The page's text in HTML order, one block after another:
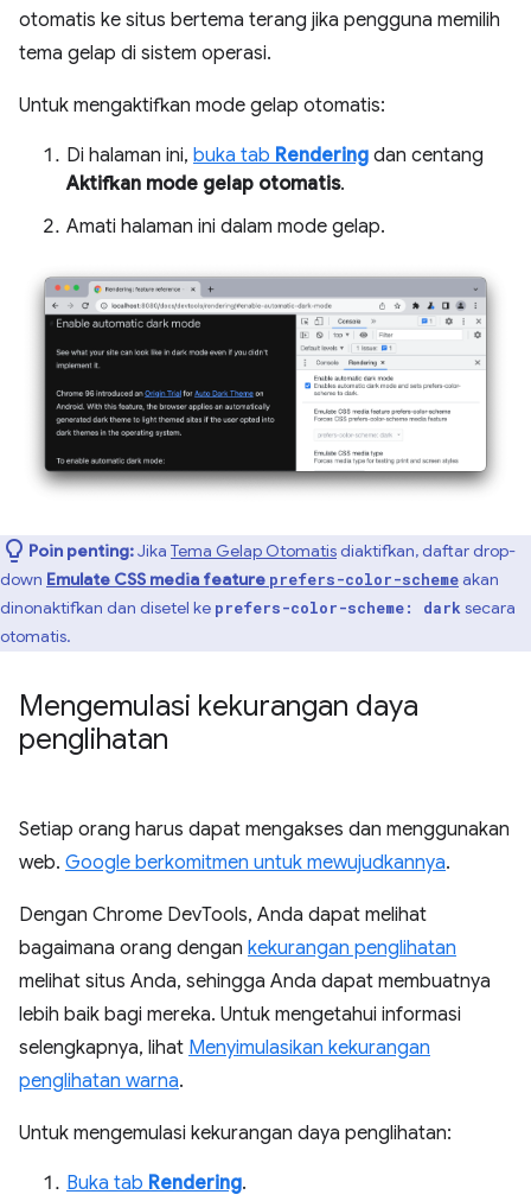
otomatis ke situs bertema terang jika pengguna memilih
tema gelap di sistem operasi.
Untuk mengaktifkan mode gelap otomatis:
Di halaman ini, buka tab Rendering dan centang
Aktifkan mode gelap otomatis.
Amati halaman ini dalam mode gelap.
Poin penting:Jika Tema Gelap Otomatisdiaktifkan, daftar drop-
down Emulate CSS media feature prefers-color-schemeakan
dinonaktifkan dan disetel ke prefers-color-scheme: dark secara
otomatis.
Mengemulasi kekurangan daya
penglihatan
Setiap orang harus dapat mengakses dan menggunakan
web. Google berkomitmen untuk mewujudkannya.
Dengan Chrome DevTools, Anda dapat melihat
bagaimana orang dengan kekurangan penglihatan
melihat situs Anda, sehingga Anda dapat membuatnya
lebih baik bagi mereka. Untuk mengetahui informasi
selengkapnya, lihat Menyimulasikan kekurangan
penglihatan warna.
Untuk mengemulasi kekurangan daya penglihatan:
Buka tab Rendering.